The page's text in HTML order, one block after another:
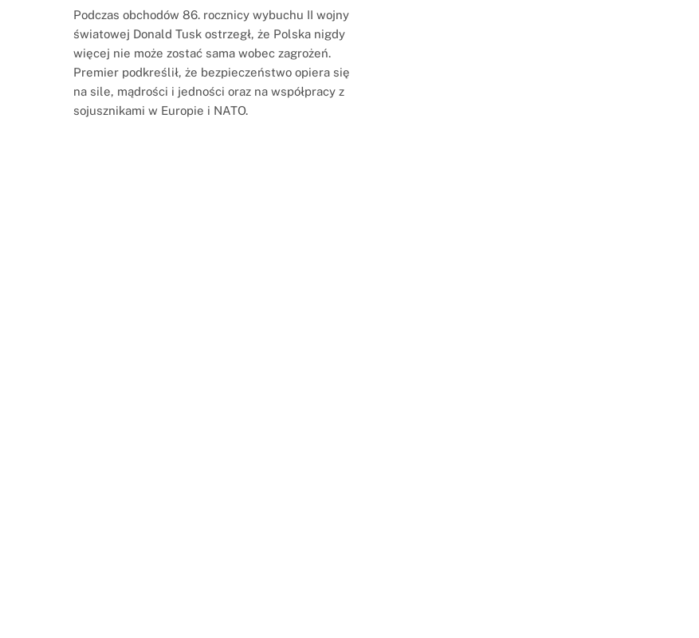
Podczas obchodów 86. rocznicy wybuchu II wojny
światowej Donald Tusk ostrzegł, że Polska nigdy
więcej nie może zostać sama wobec zagrożeń.
Premier podkreślił, że bezpieczeństwo opiera się
na sile, mądrości i jedności oraz na współpracy z
sojusznikami w Europie i NATO.